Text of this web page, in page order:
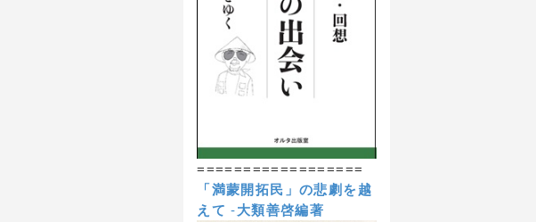
==================
「満蒙開拓民」の悲劇を越
えて -大類善啓編著